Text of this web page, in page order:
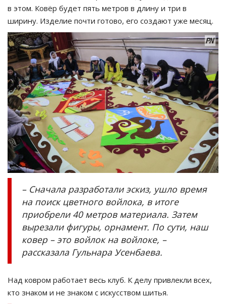
в этом. Ковёр будет пять метров в длину и три в
ширину. Изделие почти готово, его создают уже месяц.
– Сначала разработали эскиз, ушло время
на поиск цветного войлока, в итоге
приобрели 40 метров материала. Затем
вырезали фигуры, орнамент. По сути, наш
ковер – это войлок на войлоке, –
рассказала Гульнара Усенбаева.
Над ковром работает весь клуб. К делу привлекли всех,
кто знаком и не знаком с искусством шитья.